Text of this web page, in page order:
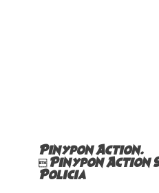
Pinypon Action.
 Pinypon Action
Policia